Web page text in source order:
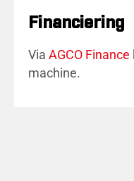
Financiering
Via AGCO Finance
machine.